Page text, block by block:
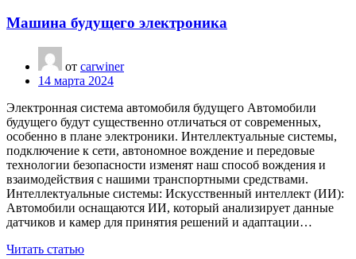
Машина будущего электроника
от carwiner
14 марта 2024
Электронная система автомобиля будущего Автомобили
будущего будут существенно отличаться от современных,
особенно в плане электроники. Интеллектуальные системы,
подключение к сети, автономное вождение и передовые
технологии безопасности изменят наш способ вождения и
взаимодействия с нашими транспортными средствами.
Интеллектуальные системы: Искусственный интеллект (ИИ):
Автомобили оснащаются ИИ, который анализирует данные
датчиков и камер для принятия решений и адаптации…
Читать статью